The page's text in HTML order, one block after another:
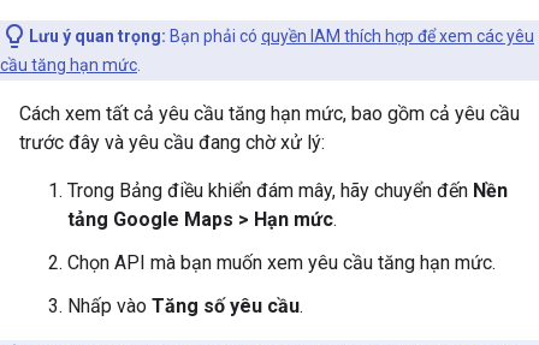
Lưu ý quan trọng: Bạn phải có quyền IAM thích hợp để xem các yêu
cầu tăng hạn mức
Cách xem tất cả yêu cầu tăng hạn mức, bao gồm cả yêu cầu
trước đây và yêu cầu đang chờ xử lý:
Trong Bảng điều khiển đám mây, hãy chuyển đến Nền
tảng Google Maps > Hạn mức.
Chọn API mà bạn muốn xem yêu cầu tăng hạn mức.
Nhấp vào Tăng số yêu cầu.